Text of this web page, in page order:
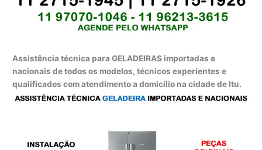
Assistência técnica para GELADEIRAS importadas e
nacionais de todos os modelos, técnicos experientes e
qualificados com atendimento a domicílio na cidade de Itu.